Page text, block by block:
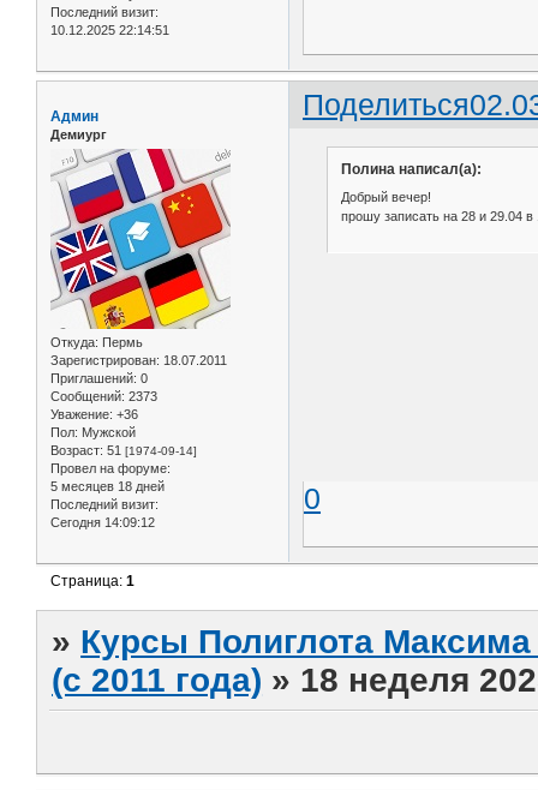
Последний визит:
10.12.2025 22:14:51
Поделиться
Админ
Демиург
Откуда: Пермь
Зарегистрирован: 18.07.2011
Приглашений: 0
Сообщений: 2373
Уважение: +36
Пол: Мужской
Возраст: 51 [1974-09-14]
Провел на форуме:
5 месяцев 18 дней
Последний визит:
Сегодня 14:09:12
Полина написал(а):
Добрый вечер!
прошу записать на 28 и 29.04 в
0
Страница:1
» Курсы Полиглота
(с 2011 года) » 18 неделя